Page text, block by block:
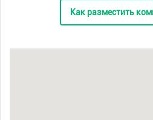
Как разместить